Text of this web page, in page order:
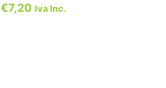
€7,20 Iva Inc.